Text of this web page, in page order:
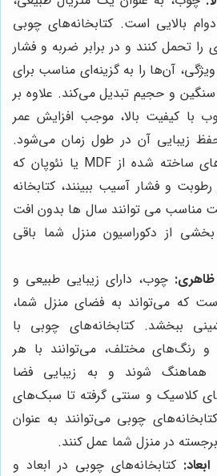
بالایی است. کتابخانه‌های چوبی
را تحمل کنند و در برابر ضربه و فشار
آن‌ها را به گزینه‌ای مناسب برای
و حجیم تبدیل می‌کند. علاوه بر
با کیفیت بالا، موجب افزایش عمر
زیبایی آن در طول زمان می‌شود.
برخلاف کتابخانه های ساخته شده از MDF یا نئوپان که
و فشار آسیب ببینند، کتابخانه
مناسب می توانند سال ها بدون افت
از دکوراسیون منزل شما باقی
چوب، دارای زیبایی طبیعی و
که می‌تواند به فضای منزل شما،
ببخشد. کتابخانه‌های چوبی با
رنگ‌های مختلف، می‌توانند با هر
هماهنگ شوند و به زیبایی فضا
کلاسیک و سنتی گرفته تا سبک‌های
چوبی می‌توانند به عنوان
در منزل شما عمل کنند.
کتابخانه‌های چوبی در ابعاد و